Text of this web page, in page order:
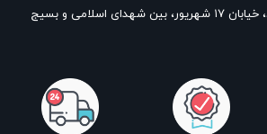
آدرس انبار: تهران، شادآباد، خیابان ١٧ شهریور، بین شهدای اسلامی و بسیج